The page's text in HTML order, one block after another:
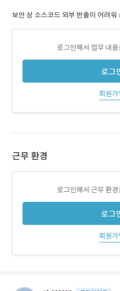
보안 상 소스코드 외부 반출이 어려워
로그인해서 업무 내
로그
회원가
근무 환경
로그인해서 근무 환
로그
회원가